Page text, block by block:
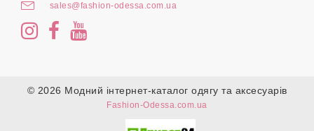
sales@fashion-odessa.com.ua
© 2026 Модний інтернет-каталог одягу та аксесуарів
Fashion-Odessa.com.ua